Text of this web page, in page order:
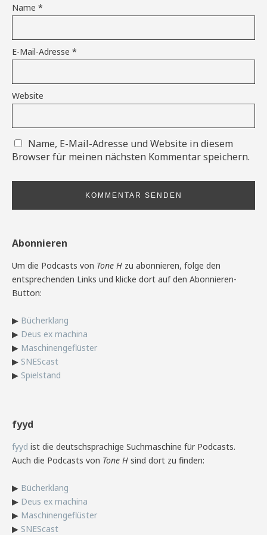
Name *
E-Mail-Adresse *
Website
Name, E-Mail-Adresse und Website in diesem
Browser für meinen nächsten Kommentar speichern.
Abonnieren
Um die Podcasts von Tone H zu abonnieren, folge den
entsprechenden Links und klicke dort auf den Abonnieren-
Button:
▶ Bücherklang
▶ Deus ex machina
▶ Maschinengeflüster
▶ SNEScast
▶ Spielstand
fyyd
fyyd ist die deutschsprachige Suchmaschine für Podcasts.
Auch die Podcasts von Tone H sind dort zu finden:
▶ Bücherklang
▶ Deus ex machina
▶ Maschinengeflüster
▶ SNEScast